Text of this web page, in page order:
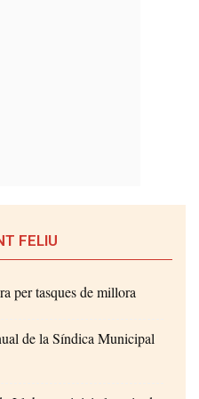
FELIU
per tasques de millora
de la Síndica Municipal